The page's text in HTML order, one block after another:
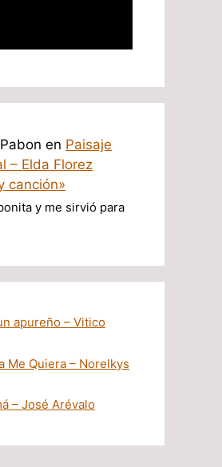
en Paisaje
– Elda Florez
canción»
y me sirvió para
apureño – Vitico
Me Quiera – Norelkys
– José Arévalo